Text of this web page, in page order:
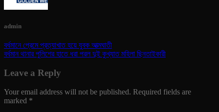
admin
বর্ধমানে প্রেমে প্রত্যাখাত হয়ে যুবক আত্মঘাতী
বর্ধমান থানার পুলিশের হাতে ধরা পরল দুই কুখ্যাত মহিলা ছিনতাইকারী
Leave a Reply
Your email address will not be published. Required fields are
marked *